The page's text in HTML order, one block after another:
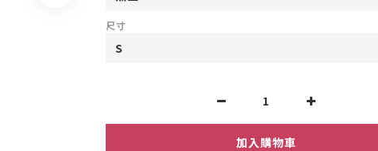
尺寸
加入購物車